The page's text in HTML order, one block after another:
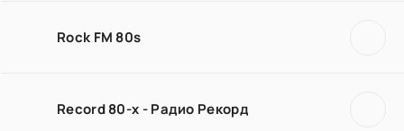
Rock FM 80s
Record 80-х - Радио Рекорд